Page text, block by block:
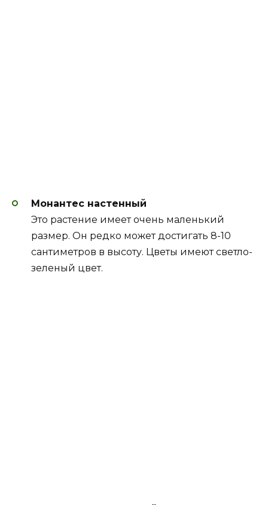
Монантес настенный
Это растение имеет очень маленький
размер. Он редко может достигать 8-10
сантиметров в высоту. Цветы имеют светло-
зеленый цвет.